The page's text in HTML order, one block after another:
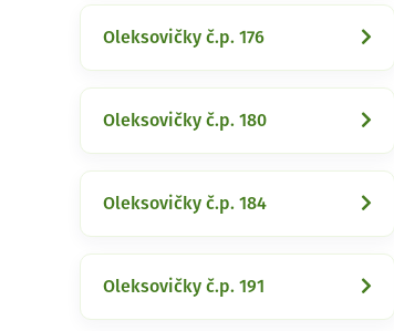
Oleksovičky č.p. 176
Oleksovičky č.p. 180
Oleksovičky č.p. 184
Oleksovičky č.p. 191